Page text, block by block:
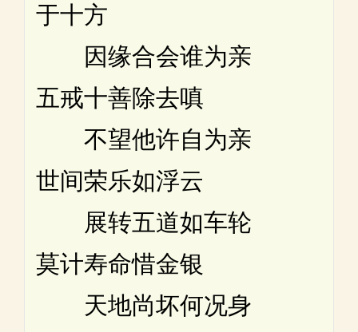
于十方
因缘合会谁为亲
五戒十善除去嗔
不望他许自为亲
世间荣乐如浮云
展转五道如车轮
莫计寿命惜金银
天地尚坏何况身